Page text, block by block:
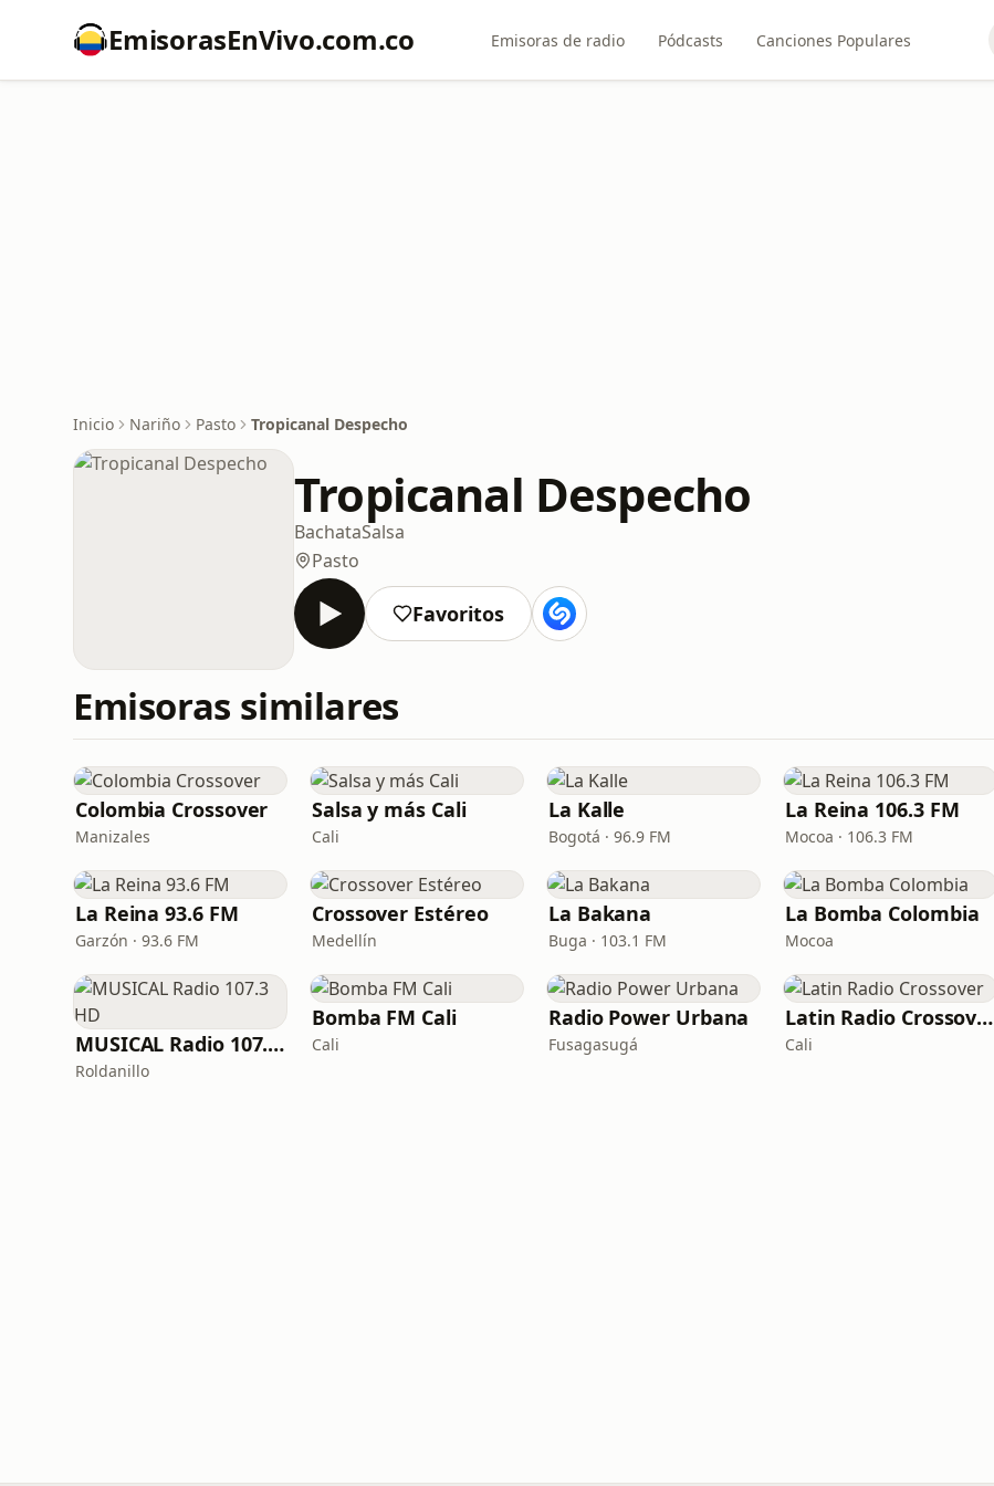
EmisorasEnVivo.com.co Emisoras de radio Pódcasts Canciones Populares
Inicio Nariño Pasto Tropicanal Despecho
Tropicanal Despecho
BachataSalsa
Pasto
Favoritos
Emisoras similares
Colombia Crossover
Manizales
Salsa y más Cali
Cali
La Kalle
Bogotá · 96.9 FM
La Reina 106.3 FM
Mocoa · 106.3 FM
La Reina 93.6 FM
Garzón · 93.6 FM
Crossover Estéreo
Medellín
La Bakana
Buga · 103.1 FM
La Bomba Colombia
Mocoa
MUSICAL Radio 107.3 HD
Roldanillo
Bomba FM Cali
Cali
Radio Power Urbana
Fusagasugá
Latin Radio Crossover
Cali